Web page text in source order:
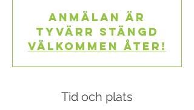
Anmälan är
tyvärr stängd
Välkommen åter!
Tid och plats